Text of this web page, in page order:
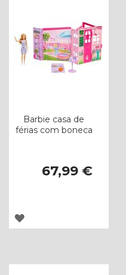
Barbie casa de
férias com boneca
67,99 €
ADICIONAR